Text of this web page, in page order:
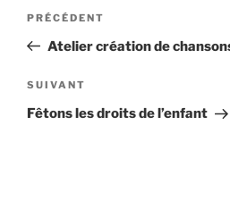
Navigation
l’article
Article
précédent
PRÉCÉDENT
Atelier création de
Article
suivant
SUIVANT
Fêtons les droits de l’enfant